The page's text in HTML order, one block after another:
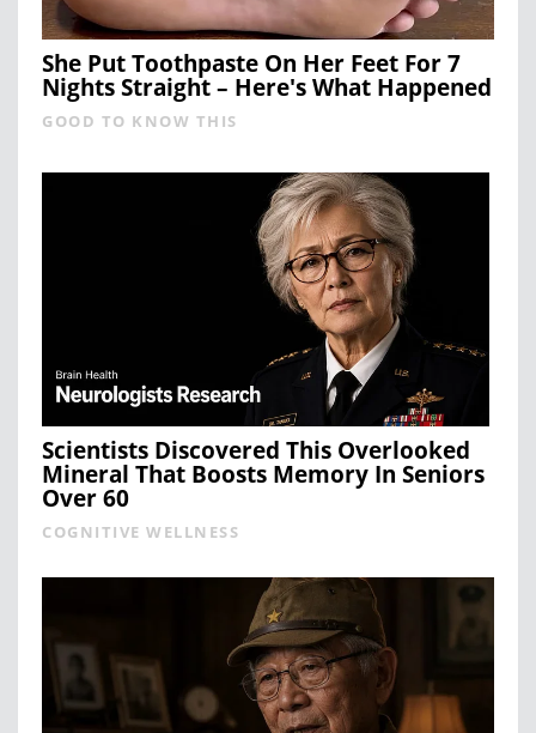
She Put Toothpaste On Her Feet For 7
Nights Straight – Here's What Happened
GOOD TO KNOW THIS
Scientists Discovered This Overlooked
Mineral That Boosts Memory In Seniors
Over 60
COGNITIVE WELLNESS